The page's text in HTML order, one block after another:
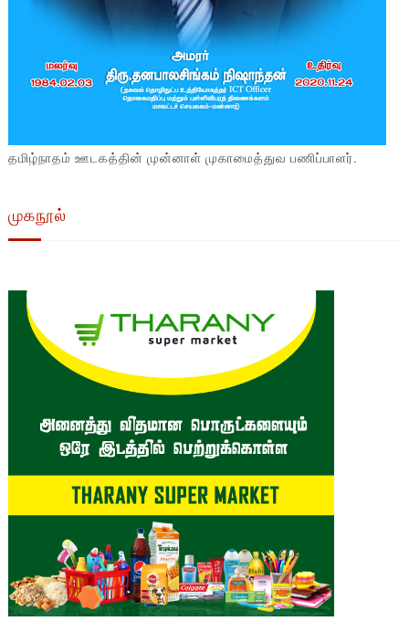
தமிழ்நாதம் ஊடகத்தின் முன்னாள் முகாமைத்துவ பணிப்பாளர்.
முகநூல்